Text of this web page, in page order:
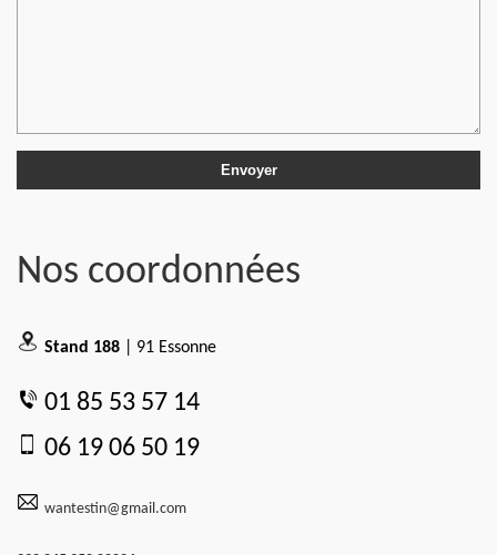
Nos coordonnées
Stand 188 | 91 Essonne
01 85 53 57 14
06 19 06 50 19
wantestin@gmail.com